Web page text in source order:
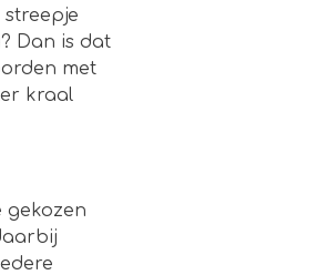
Dan is dat
met
kraal
gekozen